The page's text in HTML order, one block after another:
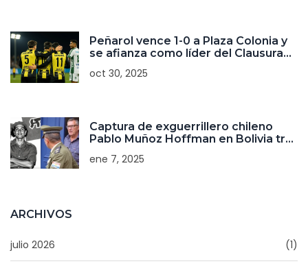
Peñarol vence 1-0 a Plaza Colonia y
se afianza como líder del Clausura
oct 30, 2025
Captura de exguerrillero chileno
Pablo Muñoz Hoffman en Bolivia tras
ene 7, 2025
ARCHIVOS
julio 2026 (1)